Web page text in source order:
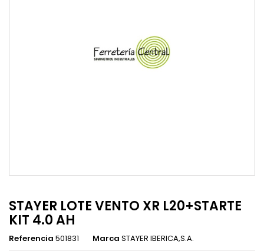
STAYER LOTE VENTO XR L20+STARTE
KIT 4.0 AH
Referencia 501831 Marca STAYER IBERICA,S.A.